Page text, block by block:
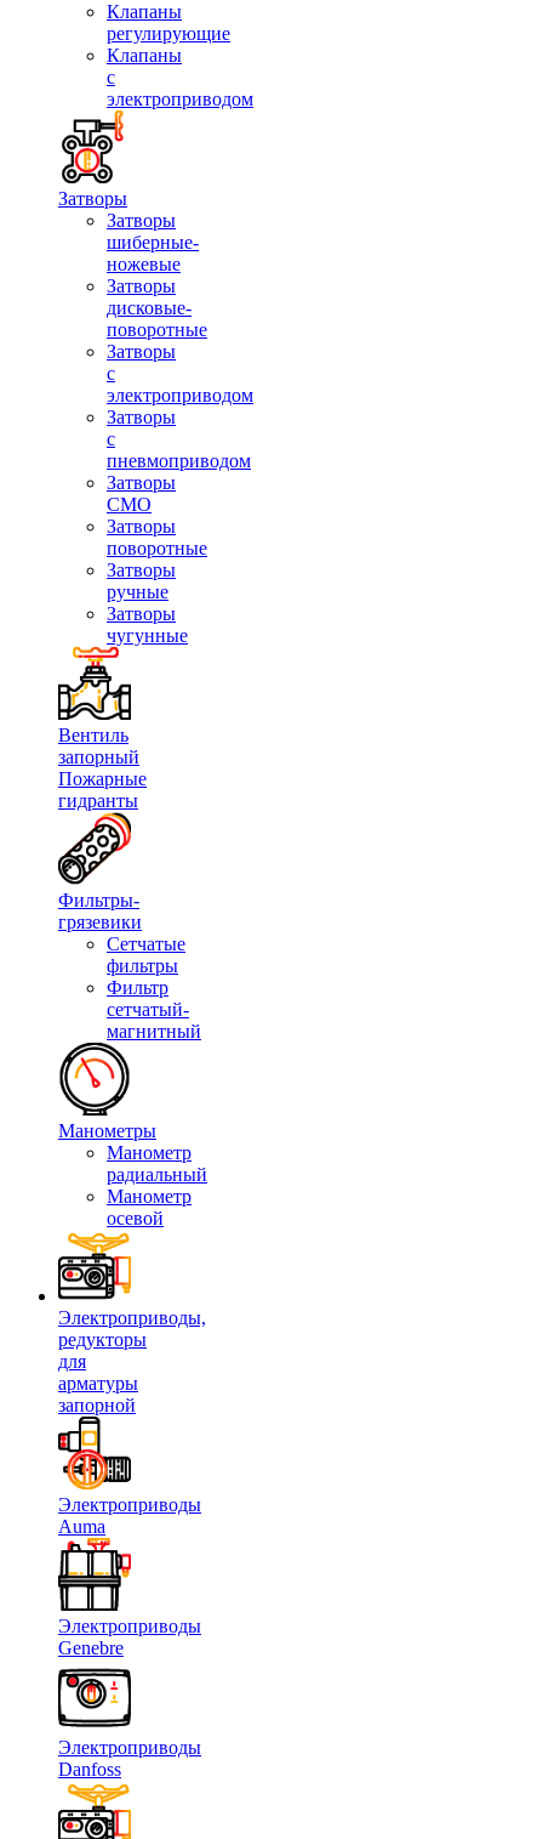
Клапаны
регулирующие
Клапаны
с
электроприводом
Затворы
Затворы
шиберные-
ножевые
Затворы
дисковые-
поворотные
Затворы
с
электроприводом
Затворы
с
пневмоприводом
Затворы
СМО
Затворы
поворотные
Затворы
ручные
Затворы
чугунные
Вентиль
запорный
Пожарные
гидранты
Фильтры-
грязевики
Сетчатые
фильтры
Фильтр
сетчатый-
магнитный
Манометры
Манометр
радиальный
Манометр
осевой
Электроприводы,
редукторы
для
арматуры
запорной
Электроприводы
Auma
Электроприводы
Genebre
Электроприводы
Danfoss